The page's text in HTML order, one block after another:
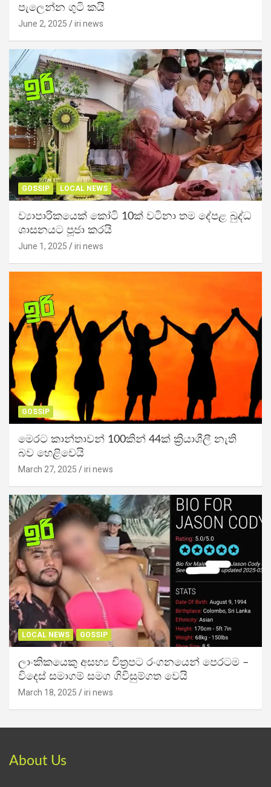
පැලෙන්න ගුටි කයි
June 2, 2025 iri news
GOSSIP LOCAL NEWS
ව්‍යාපාරිකයෙක් කෝටි 10ක් වටිනා තම දේපළ බුද්ධ
ශාසනයට පූජා කරයි
June 1, 2025 iri news
GOSSIP
මෙරට කාන්තාවන් 100කින් 44ක් ක්‍රියාශීලී නැති
බව හෙළිවෙයි
March 27, 2025 iri news
LOCAL NEWS GOSSIP
ලාංකිකයෙකු අසභ්‍ය චිත්‍රපට රංගනයෙන් පෙරටම –
විදෙස් සමාගම් සමග ගිවිසුම්ගත වෙයි
March 18, 2025 iri news
About Us